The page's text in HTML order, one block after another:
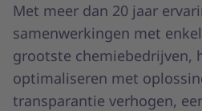
Met meer dan 20 jaar
samenwerkingen met
grootste chemiebedrijven,
optimaliseren met
transparantie verhogen,